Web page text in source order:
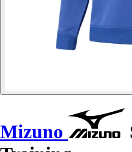
Mizuno